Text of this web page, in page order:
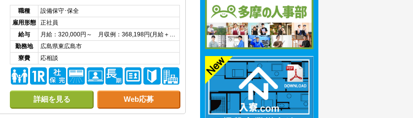
職種
設備保守･保全
雇用形態
正社員
給与
月給：320,000円～ 月収例：368,198円(月給＋…
勤務地
広島県東広島市
寮費
応相談
詳細を見る Web応募